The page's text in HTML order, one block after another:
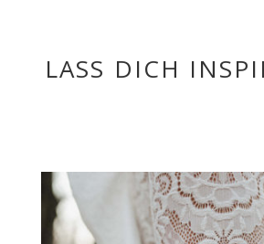
LASS DICH